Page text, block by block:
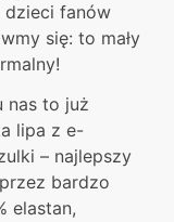
dzieci fanów
się: to mały
nas to już
lipa z e-
– najlepszy
bardzo
elastan,